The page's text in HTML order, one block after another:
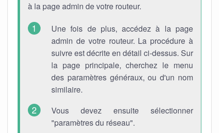
à la page admin de votre routeur.
Une fois de plus, accédez à la page
admin de votre routeur. La procédure à
suivre est décrite en détail ci-dessus. Sur
la page principale, cherchez le menu
des paramètres généraux, ou d'un nom
similaire.
Vous devez ensuite sélectionner
"paramètres du réseau".